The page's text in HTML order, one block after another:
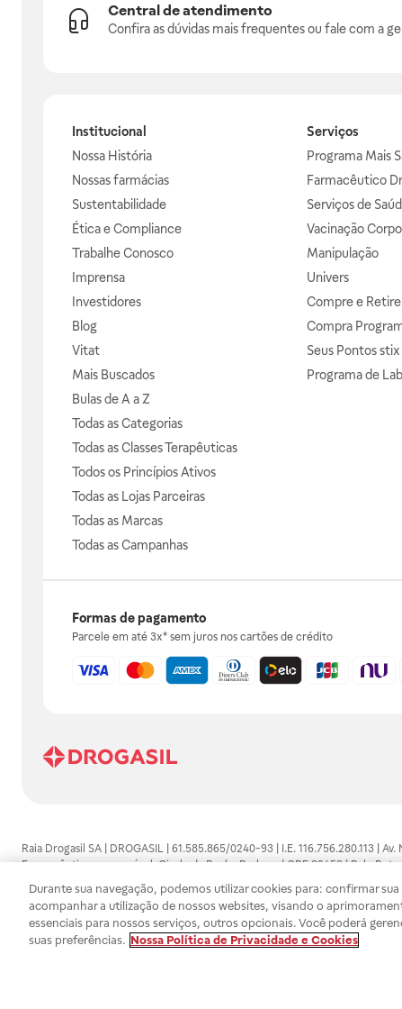
Central de atendimento
Confira as dúvidas mais frequentes ou fale com a
Institucional
Nossa História
Nossas farmácias
Sustentabilidade
Ética e Compliance
Trabalhe Conosco
Imprensa
Investidores
Blog
Vitat
Mais Buscados
Bulas de A a Z
Todas as Categorias
Todas as Classes Terapêuticas
Todos os Princípios Ativos
Todas as Lojas Parceiras
Todas as Marcas
Todas as Campanhas
Serviços
Programa Mais
Farmacêutico
Serviços de
Vacinação
Manipulação
Univers
Compre e Retire
Compra
Seus Pontos stix
Programa de
Formas de pagamento
Parcele em até 3x* sem juros nos cartões de crédito
Raia Drogasil SA | DROGASIL | 61.585.865/0240-93 | I.E. 116.756.280.113 |
Farmacêutico responsável: Gisele da Penha Barbosa | CRF 89453 | Polo
automedicação e não substituem, em hipótese alguma, as orientações
persistirem os sintomas, um médico deverá ser consultado. Os preços e
SA trabalha com as tecnologias mais avançadas de proteção de dados,
efetuados estão sujeitos à confirmação da disponibilidade de produto em
Durante sua navegação, podemos utilizar cookies para: confirmar
acompanhar a utilização de nossos websites, visando o
essenciais para nossos serviços, outros opcionais. Você poderá
suas preferências. Nossa Política de Privacidade e Cookies